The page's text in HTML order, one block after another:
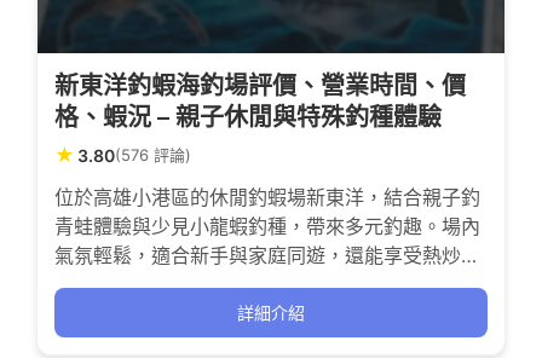
新東洋釣蝦海釣場評價、營業時間、價
格、蝦況 – 親子休閒與特殊釣種體驗
★ 3.80(576 評論)
位於高雄小港區的休閒釣蝦場新東洋，結合親子釣
青蛙體驗與少見小龍蝦釣種，帶來多元釣趣。場內
氣氛輕鬆，適合新手與家庭同遊，還能享受熱炒料
理與KTV歡唱，讓釣蝦不只是技術挑戰，更是全方
詳細介紹